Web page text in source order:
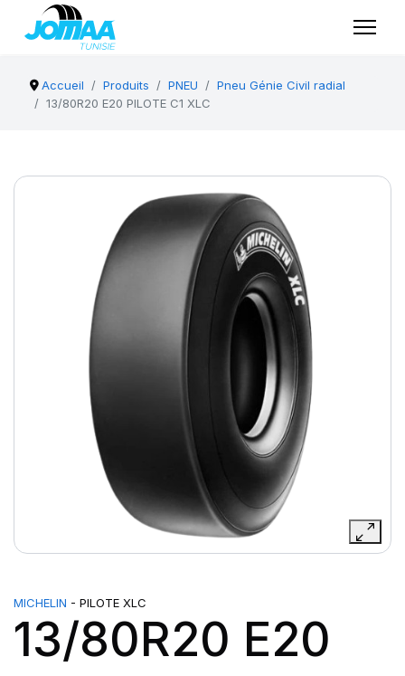
Accueil Produits PNEU
Pneu Génie Civil radial
13/80R20 E20 PILOTE C1 XLC
MICHELIN - PILOTE XLC
13/80R20 E20